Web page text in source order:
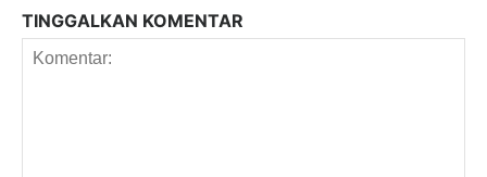
TINGGALKAN KOMENTAR